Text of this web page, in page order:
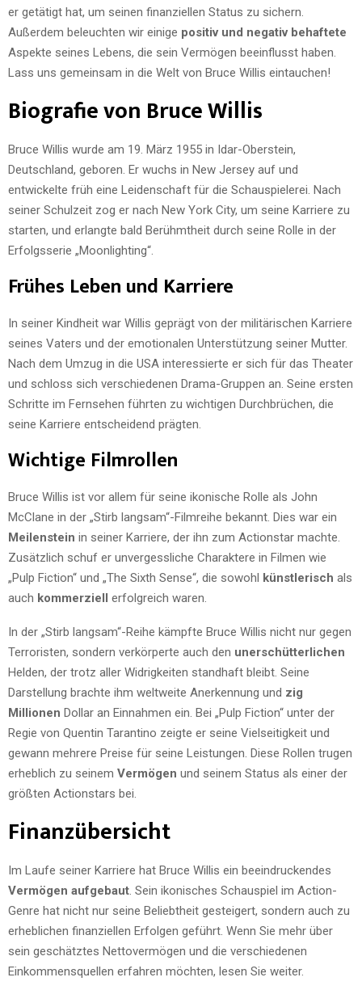
er getätigt hat, um seinen finanziellen Status zu sichern.
Außerdem beleuchten wir einige positiv und negativ behaftete
Aspekte seines Lebens, die sein Vermögen beeinflusst haben.
Lass uns gemeinsam in die Welt von Bruce Willis eintauchen!
Biografie von Bruce Willis
Bruce Willis wurde am 19. März 1955 in Idar-Oberstein,
Deutschland, geboren. Er wuchs in New Jersey auf und
entwickelte früh eine Leidenschaft für die Schauspielerei. Nach
seiner Schulzeit zog er nach New York City, um seine Karriere zu
starten, und erlangte bald Berühmtheit durch seine Rolle in der
Erfolgsserie „Moonlighting“.
Frühes Leben und Karriere
In seiner Kindheit war Willis geprägt von der militärischen Karriere
seines Vaters und der emotionalen Unterstützung seiner Mutter.
Nach dem Umzug in die USA interessierte er sich für das Theater
und schloss sich verschiedenen Drama-Gruppen an. Seine ersten
Schritte im Fernsehen führten zu wichtigen Durchbrüchen, die
seine Karriere entscheidend prägten.
Wichtige Filmrollen
Bruce Willis ist vor allem für seine ikonische Rolle als John
McClane in der „Stirb langsam“-Filmreihe bekannt. Dies war ein
Meilenstein in seiner Karriere, der ihn zum Actionstar machte.
Zusätzlich schuf er unvergessliche Charaktere in Filmen wie
„Pulp Fiction“ und „The Sixth Sense“, die sowohl künstlerisch als
auch kommerziell erfolgreich waren.
In der „Stirb langsam“-Reihe kämpfte Bruce Willis nicht nur gegen
Terroristen, sondern verkörperte auch den unerschütterlichen
Helden, der trotz aller Widrigkeiten standhaft bleibt. Seine
Darstellung brachte ihm weltweite Anerkennung und zig
Millionen Dollar an Einnahmen ein. Bei „Pulp Fiction“ unter der
Regie von Quentin Tarantino zeigte er seine Vielseitigkeit und
gewann mehrere Preise für seine Leistungen. Diese Rollen trugen
erheblich zu seinem Vermögen und seinem Status als einer der
größten Actionstars bei.
Finanzübersicht
Im Laufe seiner Karriere hat Bruce Willis ein beeindruckendes
Vermögen aufgebaut . Sein ikonisches Schauspiel im Action-
Genre hat nicht nur seine Beliebtheit gesteigert, sondern auch zu
erheblichen finanziellen Erfolgen geführt. Wenn Sie mehr über
sein geschätztes Nettovermögen und die verschiedenen
Einkommensquellen erfahren möchten, lesen Sie weiter.